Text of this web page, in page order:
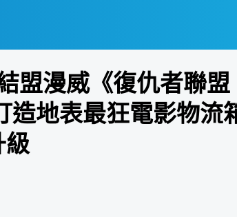
盟漫威《復仇者聯
地表最狂電影物流
級